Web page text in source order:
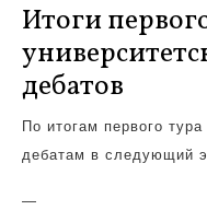
Итоги
дебатов
По итогам первого
дебатам в следующий
—